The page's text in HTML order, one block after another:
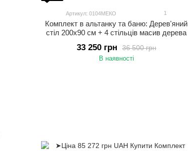
Артикул: 0104МЕКО 1
Комплект в альтанку та баню: Дерев'яний
стіл 200х90 см + 4 стільців масив дерева
36 500 грн
33 250 грн
В наявності